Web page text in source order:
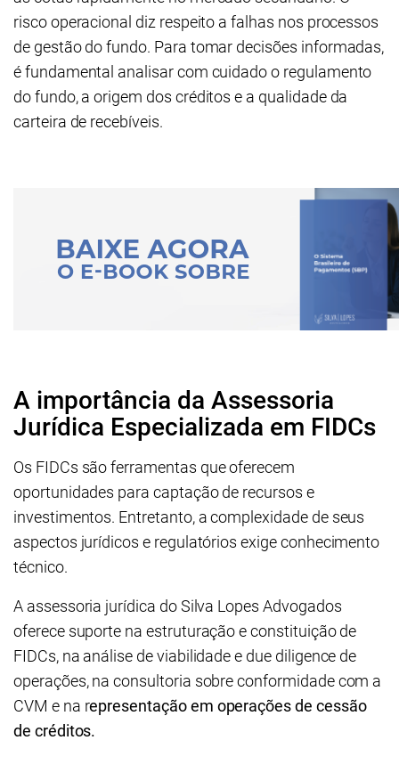
risco operacional diz respeito a falhas nos processos
de gestão do fundo. Para tomar decisões informadas,
é fundamental analisar com cuidado o regulamento
do fundo, a origem dos créditos e a qualidade da
carteira de recebíveis.
A importância da Assessoria
Jurídica Especializada em FIDCs
Os FIDCs são ferramentas que oferecem
oportunidades para captação de recursos e
investimentos. Entretanto, a complexidade de seus
aspectos jurídicos e regulatórios exige conhecimento
técnico.
A assessoria jurídica do Silva Lopes Advogados
oferece suporte na estruturação e constituição de
FIDCs, na análise de viabilidade e due diligence de
operações, na consultoria sobre conformidade com a
CVM e na representação em operações de cessão
de créditos.